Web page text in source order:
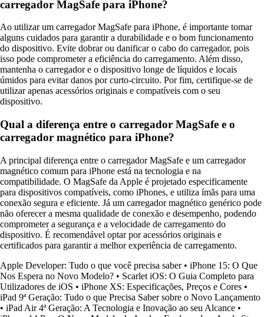
carregador MagSafe para iPhone?
Ao utilizar um carregador MagSafe para iPhone, é importante tomar
alguns cuidados para garantir a durabilidade e o bom funcionamento
do dispositivo. Evite dobrar ou danificar o cabo do carregador, pois
isso pode comprometer a eficiência do carregamento. Além disso,
mantenha o carregador e o dispositivo longe de líquidos e locais
úmidos para evitar danos por curto-circuito. Por fim, certifique-se de
utilizar apenas acessórios originais e compatíveis com o seu
dispositivo.
Qual a diferença entre o carregador MagSafe e o
carregador magnético para iPhone?
A principal diferença entre o carregador MagSafe e um carregador
magnético comum para iPhone está na tecnologia e na
compatibilidade. O MagSafe da Apple é projetado especificamente
para dispositivos compatíveis, como iPhones, e utiliza ímãs para uma
conexão segura e eficiente. Já um carregador magnético genérico pode
não oferecer a mesma qualidade de conexão e desempenho, podendo
comprometer a segurança e a velocidade de carregamento do
dispositivo. É recomendável optar por acessórios originais e
certificados para garantir a melhor experiência de carregamento.
Apple Developer: Tudo o que você precisa saber• iPhone 15: O Que
Nos Espera no Novo Modelo? • Scarlet iOS: O Guia Completo para
Utilizadores de iOS • iPhone XS: Especificações, Preços e Cores •
iPad 9ª Geração: Tudo o que Precisa Saber sobre o Novo Lançamento
• iPad Air 4ª Geração: A Tecnologia e Inovação ao seu Alcance •